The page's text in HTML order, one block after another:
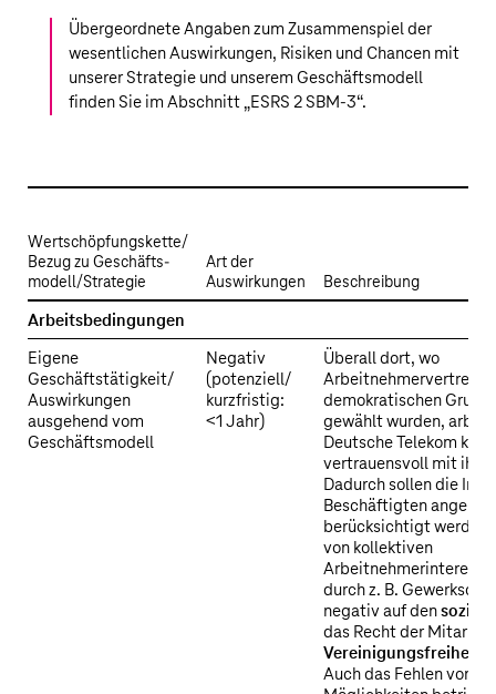
Übergeordnete Angaben zum Zusammenspiel der
wesentlichen Auswirkungen, Risiken und Chancen mit
unserer Strategie und unserem Geschäftsmodell
finden Sie im Abschnitt „ESRS 2 SBM-3“.
ESRS
2
SBM-
3
S1
–
Wertschöpfungskette/
Bezug zu Geschäfts­
modell/Strategie
Art der
Auswirkungen
Beschreibung
Arbeitsbedingungen
Eigene
Geschäftstätigkeit/
Auswirkungen
ausgehend vom
Geschäftsmodell
Negativ
(potenziell/
kurzfristig:
<1 Jahr)
Überall dort, wo
demokratischen
gewählt wurden,
Deutsche Telekom
vertrauensvoll mit
Dadurch sollen die
Beschäftigten
berücksichtigt werden.
von kollektiven
durch z. B.
negativ auf den
das Recht der
Vereinigungsfreiheit
Auch das Fehlen von